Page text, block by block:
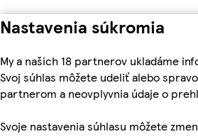
Nastavenia súkromia
My a našich 18 partnerov ukladáme
Svoj súhlas môžete udeliť alebo
partnerom a neovplyvnia údaje o
Svoje nastavenia súhlasu môžete